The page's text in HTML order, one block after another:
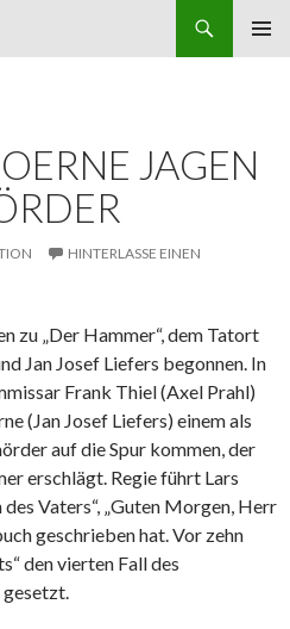
JAGEN
HINTERLASSE EINEN
zu „Der Hammer“, dem Tatort
Jan Josef Liefers begonnen. In
Frank Thiel (Axel Prahl)
(Jan Josef Liefers) einem als
auf die Spur kommen, der
erschlägt. Regie führt Lars
Vaters“, „Guten Morgen, Herr
geschrieben hat. Vor zehn
den vierten Fall des
gesetzt.